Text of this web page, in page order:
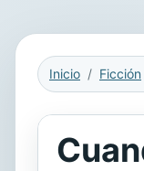
Inicio Ficción